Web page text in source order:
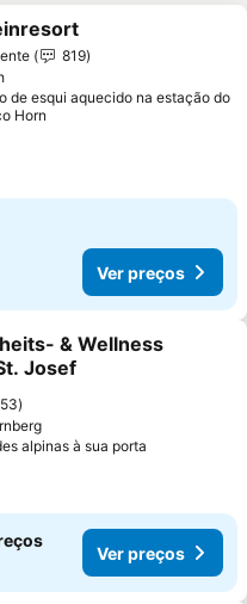
aos favoritos
819
de esqui aquecido na estação do
Horn
Ver preços
aos favoritos
& Wellness
Josef
alpinas à sua porta
Ver preços